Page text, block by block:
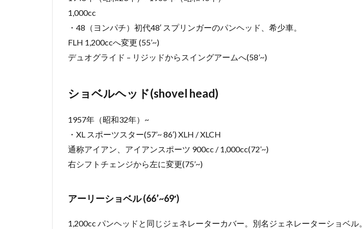
1,000cc
・48（ヨンパチ）初代48′ スプリンガーのパンヘッド、希少車。
FLH 1,200ccへ変更 (55’~)
デュオグライド – リジッドからスイングアームへ(58’~)
ショベルヘッド(shovel head)
1957年（昭和32年）~
・XL スポーツスター(57’~ 86′) XLH / XLCH
通称アイアン、アイアンスポーツ 900cc / 1,000cc(72’~)
右シフトチェンジから左に変更(75’~)
アーリーショベル (66’~69′)
1,200cc パンヘッドと同じジェネレーターカバー。別名ジェネレーターショベル。